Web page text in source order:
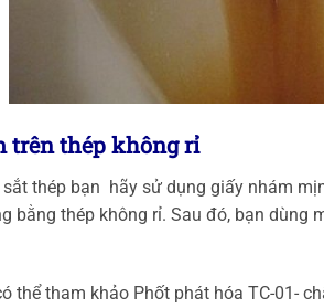
trên thép không rỉ
thép bạn hãy sử dụng giấy nhám
bằng thép không rỉ. Sau đó, bạn dùng
thể tham khảo Phốt phát hóa TC-01-